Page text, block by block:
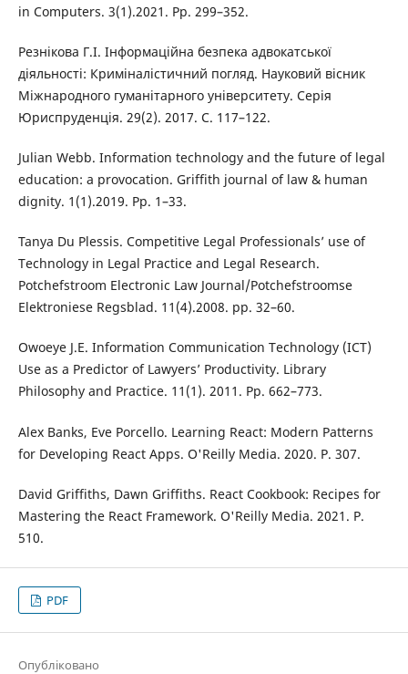
in Computers. 3(1).2021. Рр. 299–352.
Резнікова Г.І. Інформаційна безпека адвокатської
діяльності: Криміналістичний погляд. Науковий вісник
Міжнародного гуманітарного університету. Серія
Юриспруденція. 29(2). 2017. С. 117–122.
Julian Webb. Information technology and the future of legal
education: a provocation. Griffith journal of law & human
dignity. 1(1).2019. Рp. 1–33.
Tanya Du Plessis. Competitive Legal Professionals’ use of
Technology in Legal Practice and Legal Research.
Potchefstroom Electronic Law Journal/Potchefstroomse
Elektroniese Regsblad. 11(4).2008. pp. 32–60.
Owoeye J.E. Information Communication Technology (ICT)
Use as a Predictor of Lawyers’ Productivity. Library
Philosophy and Practice. 11(1). 2011. Рp. 662–773.
Alex Banks, Eve Porcello. Learning React: Modern Patterns
for Developing React Apps. O'Reilly Media. 2020. Р. 307.
David Griffiths, Dawn Griffiths. React Cookbook: Recipes for
Mastering the React Framework. O'Reilly Media. 2021. Р.
510.
PDF
Опубліковано